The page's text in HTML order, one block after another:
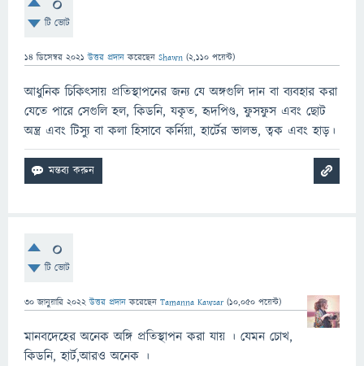
টি ভোট
14 ডিসেম্বর 2021 উত্তর প্রদান করেছেন Shawn (2,110 পয়েন্ট)
আধুনিক চিকিৎসায় প্রতিস্থাপনের জন্য যে অঙ্গগুলি দান বা ব্যবহার করা
যেতে পারে সেগুলি হল, কিডনি, যকৃত, হৃদপিণ্ড, ফুসফুস এবং ছোট
অন্ত্র এবং টিস্যু বা কলা হিসাবে কর্নিয়া, হার্টের ভালভ, ত্বক এবং হাড়।
0
টি ভোট
30 জানুয়ারি 2022 উত্তর প্রদান করেছেন Tamanna Kawsar (10,050 পয়েন্ট)
মানবদেহের অনেক অঙ্গি প্রতিস্থাপন করা যায় । যেমন চোখ,
কিডনি, হার্ট,আরও অনেক ।